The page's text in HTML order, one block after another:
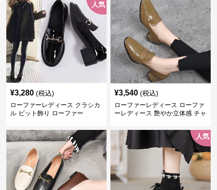
人気
¥3,280 (税込)
ローファーレディース クラシカ
ル ビット飾り ローファー
¥3,540 (税込)
ローファーレディース ローファ
ーレディース 艶やか立体感 チャ
人気